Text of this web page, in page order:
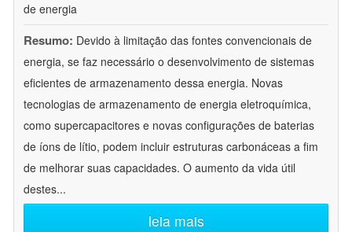
de energia
Resumo: Devido à limitação das fontes convencionais de
energia, se faz necessário o desenvolvimento de sistemas
eficientes de armazenamento dessa energia. Novas
tecnologias de armazenamento de energia eletroquímica,
como supercapacitores e novas configurações de baterias
de íons de lítio, podem incluir estruturas carbonáceas a fim
de melhorar suas capacidades. O aumento da vida útil
destes...
leia mais